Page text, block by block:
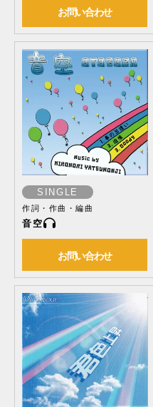
お問い合わせ
SINGLE
作詞・作曲・編曲
音空
お問い合わせ